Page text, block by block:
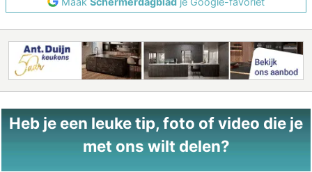
Heb je een leuke tip, foto of video die je
met ons wilt delen?